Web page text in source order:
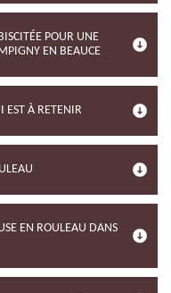
POUR UNE
EN BEAUCE
EST À RETENIR
EN ROULEAU DANS